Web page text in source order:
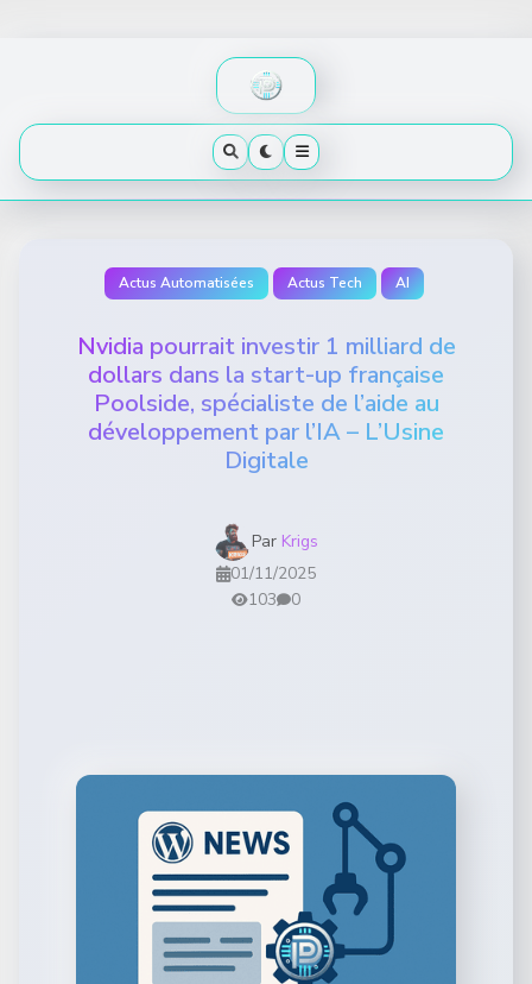
Actus Automatisées Actus Tech AI
Nvidia pourrait investir 1 milliard de
dollars dans la start-up française
Poolside, spécialiste de l’aide au
développement par l’IA – L’Usine
Digitale
Par Krigs
01/11/2025
103
0